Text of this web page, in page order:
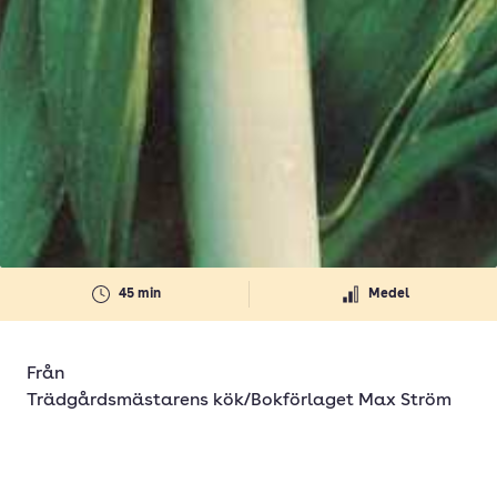
45 min Medel
Från
Trädgårdsmästarens kök/Bokförlaget Max Ström